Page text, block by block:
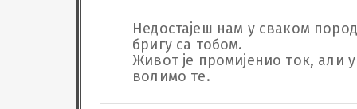
Недостајеш нам у сваком
бригу са тобом.
Живот је промијенио ток,
волимо те.